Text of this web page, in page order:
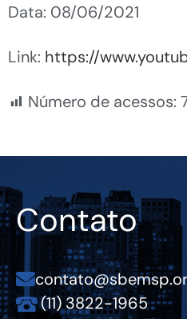
Data: 08/06/2021
Link: https://
Número de acessos:
Contato
(11) 3822-1965